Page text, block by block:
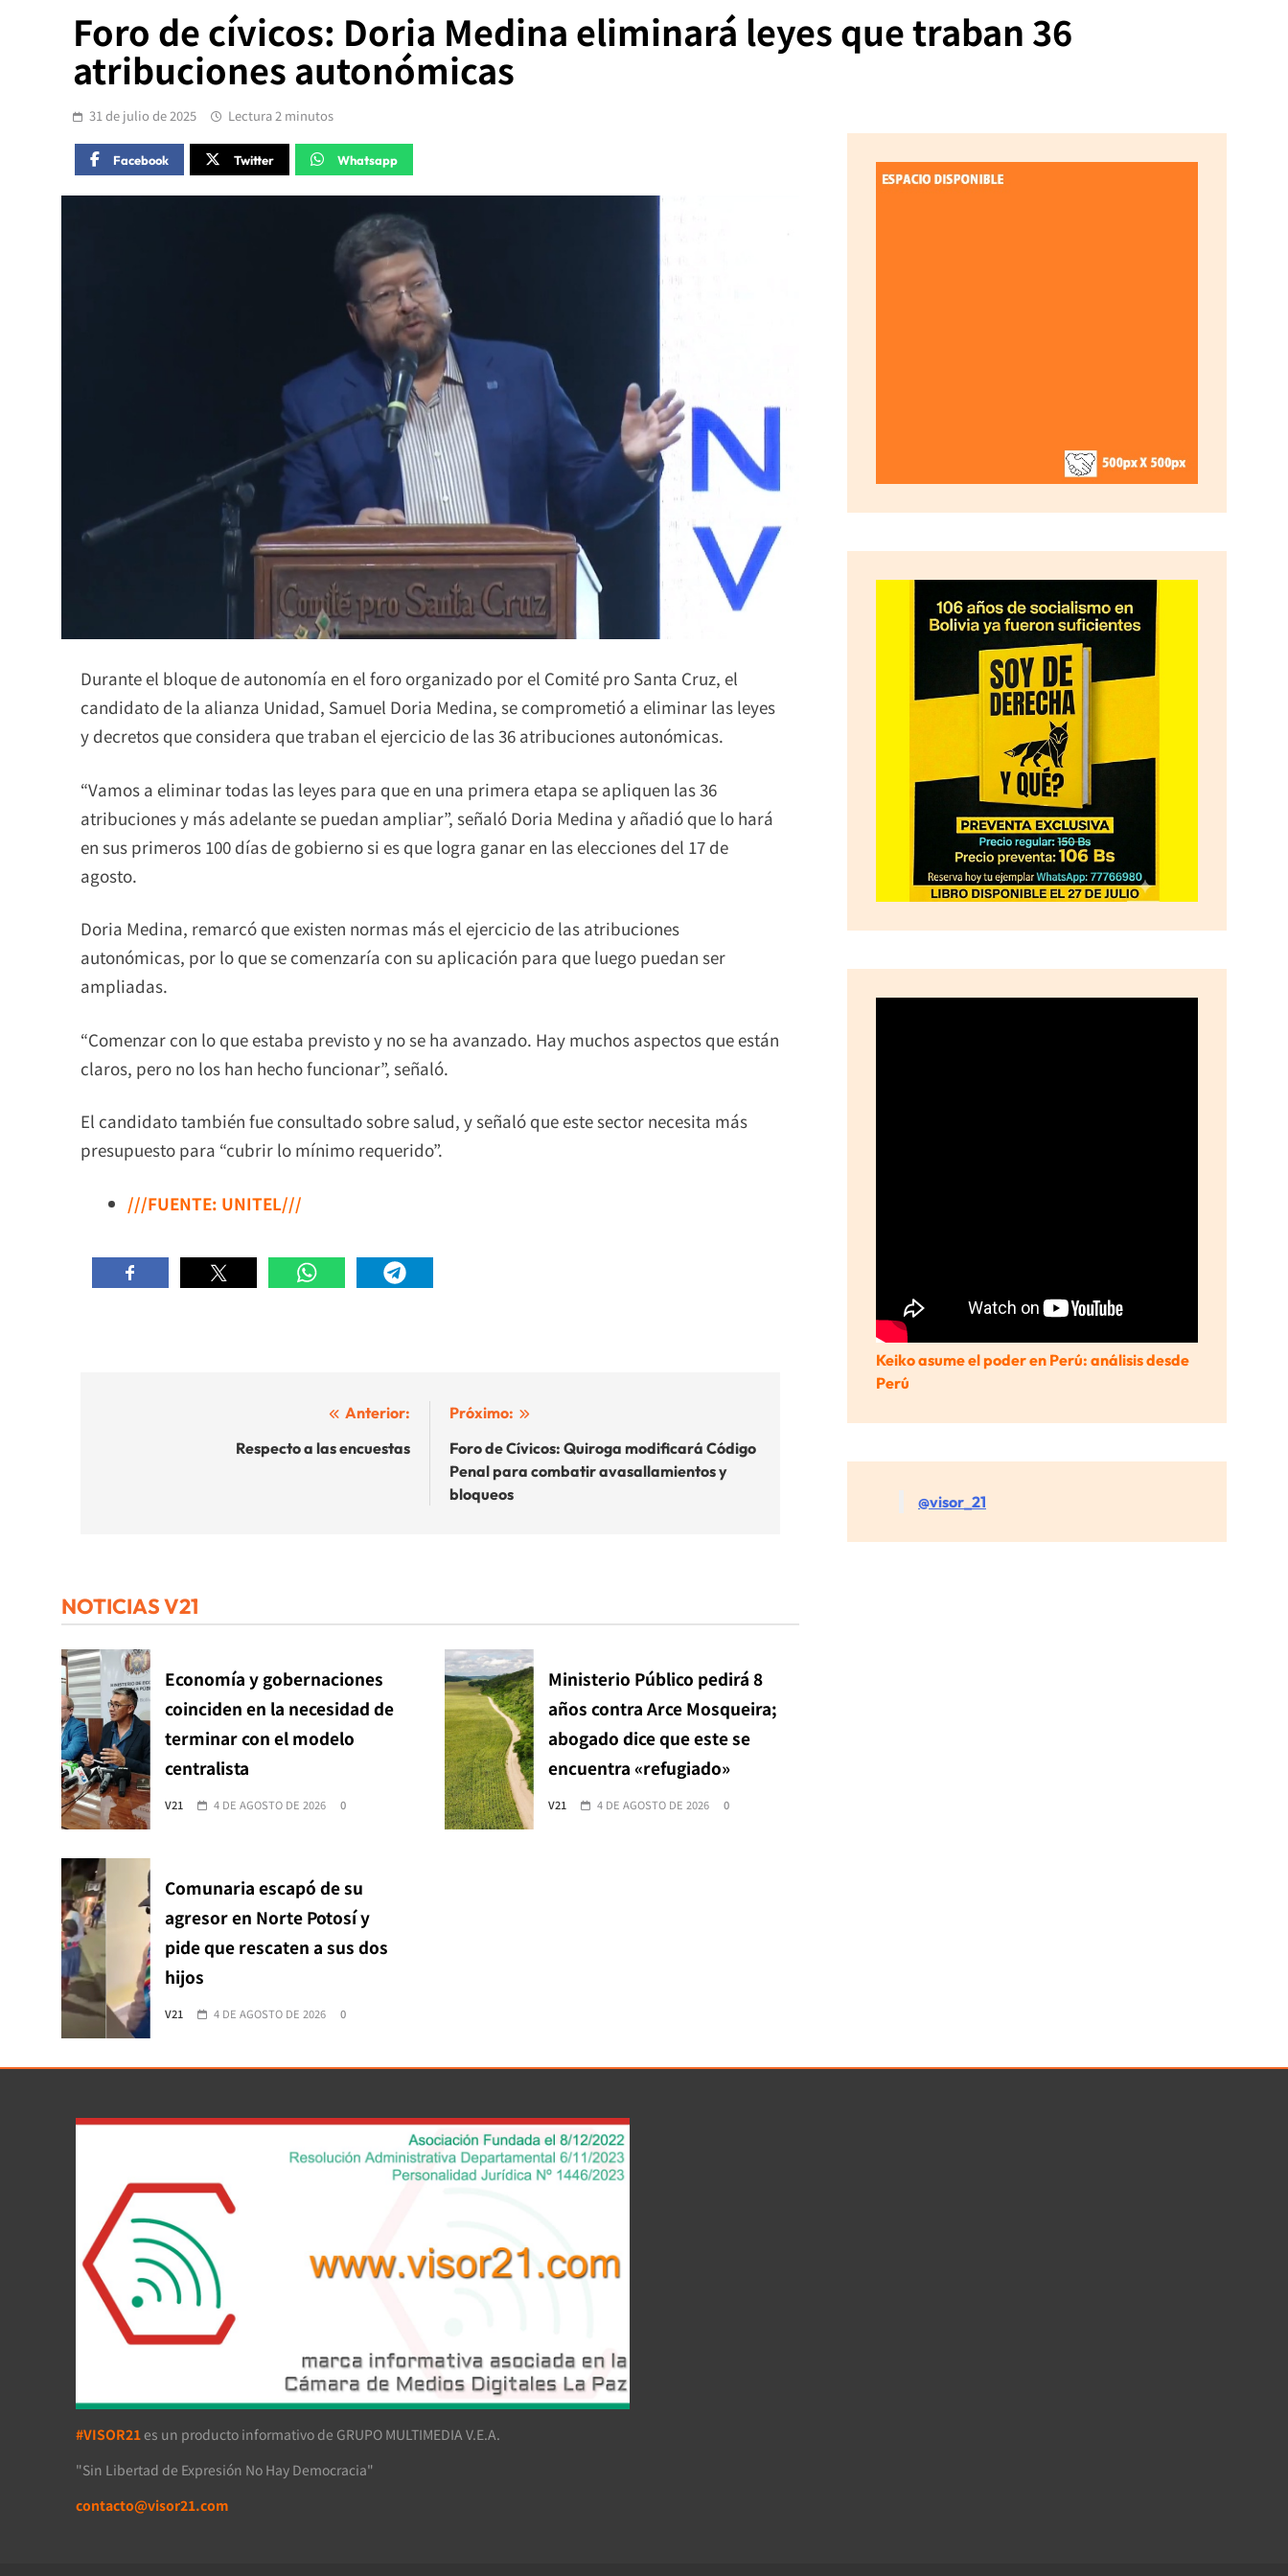
Foro de cívicos: Doria Medina eliminará leyes que traban 36
atribuciones autonómicas
31 de julio de 2025 Lectura 2 minutos
Facebook Twitter Whatsapp
Durante el bloque de autonomía en el foro organizado por el Comité pro Santa Cruz, el
candidato de la alianza Unidad, Samuel Doria Medina, se comprometió a eliminar las leyes
y decretos que considera que traban el ejercicio de las 36 atribuciones autonómicas.
“Vamos a eliminar todas las leyes para que en una primera etapa se apliquen las 36
atribuciones y más adelante se puedan ampliar”, señaló Doria Medina y añadió que lo hará
en sus primeros 100 días de gobierno si es que logra ganar en las elecciones del 17 de
agosto.
Doria Medina, remarcó que existen normas más el ejercicio de las atribuciones
autonómicas, por lo que se comenzaría con su aplicación para que luego puedan ser
ampliadas.
“Comenzar con lo que estaba previsto y no se ha avanzado. Hay muchos aspectos que están
claros, pero no los han hecho funcionar”, señaló.
El candidato también fue consultado sobre salud, y señaló que este sector necesita más
presupuesto para “cubrir lo mínimo requerido”.
///FUENTE: UNITEL///
Anterior:
Respecto a las encuestas
Próximo:
Foro de Cívicos: Quiroga modificará Código
Penal para combatir avasallamientos y
bloqueos
NOTICIAS V21
Economía y gobernaciones
coinciden en la necesidad de
terminar con el modelo
centralista
V21 4 DE AGOSTO DE 2026 0
Ministerio Público pedirá 8
años contra Arce Mosqueira;
abogado dice que este se
encuentra «refugiado»
V21 4 DE AGOSTO DE 2026 0
Comunaria escapó de su
agresor en Norte Potosí y
pide que rescaten a sus dos
hijos
V21 4 DE AGOSTO DE 2026 0
Keiko asume el poder en Perú: análisis desde
Perú
@visor_21
#VISOR21 es un producto informativo de GRUPO MULTIMEDIA V.E.A.
"Sin Libertad de Expresión No Hay Democracia"
contacto@visor21.com